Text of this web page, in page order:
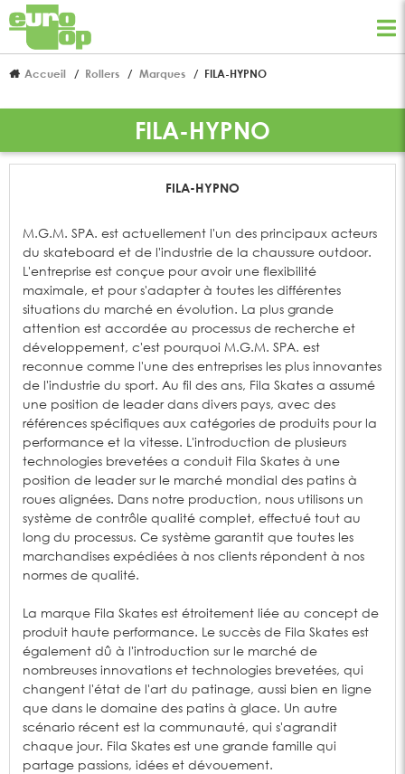
Accueil Rollers Marques FILA-HYPNO
FILA-HYPNO
FILA-HYPNO
M.G.M. SPA. est actuellement l'un des principaux acteurs
du skateboard et de l'industrie de la chaussure outdoor.
L'entreprise est conçue pour avoir une flexibilité
maximale, et pour s'adapter à toutes les différentes
situations du marché en évolution. La plus grande
attention est accordée au processus de recherche et
développement, c'est pourquoi M.G.M. SPA. est
reconnue comme l'une des entreprises les plus innovantes
de l'industrie du sport. Au fil des ans, Fila Skates a assumé
une position de leader dans divers pays, avec des
références spécifiques aux catégories de produits pour la
performance et la vitesse. L'introduction de plusieurs
technologies brevetées a conduit Fila Skates à une
position de leader sur le marché mondial des patins à
roues alignées. Dans notre production, nous utilisons un
système de contrôle qualité complet, effectué tout au
long du processus. Ce système garantit que toutes les
marchandises expédiées à nos clients répondent à nos
normes de qualité.
La marque Fila Skates est étroitement liée au concept de
produit haute performance. Le succès de Fila Skates est
également dû à l'introduction sur le marché de
nombreuses innovations et technologies brevetées, qui
changent l'état de l'art du patinage, aussi bien en ligne
que dans le domaine des patins à glace. Un autre
scénario récent est la communauté, qui s'agrandit
chaque jour. Fila Skates est une grande famille qui
partage passions, idées et dévouement.